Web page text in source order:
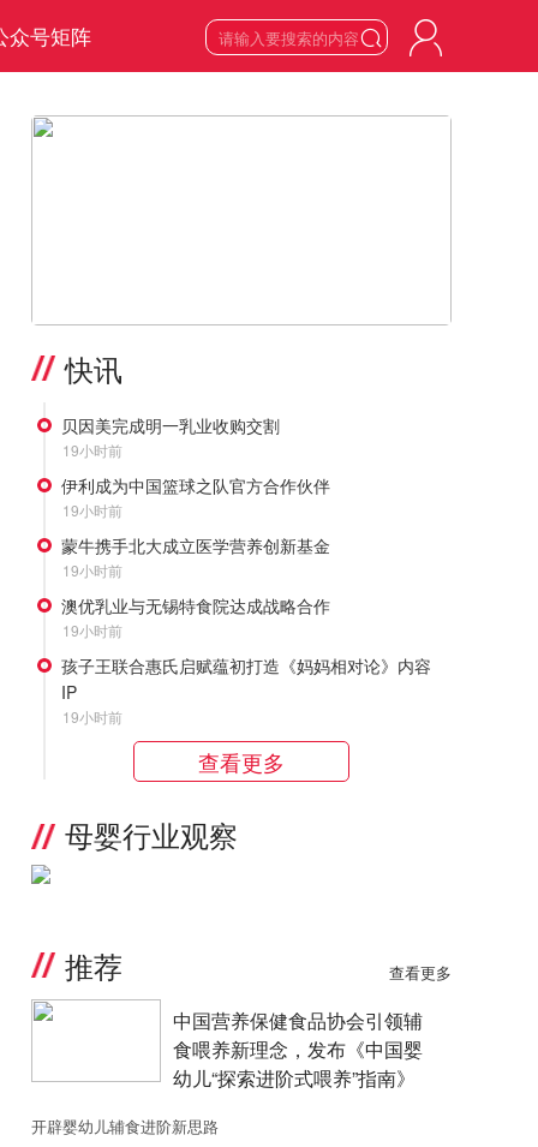
众号矩阵 
快讯
贝因美完成明一乳业收购交割
19小时前
伊利成为中国篮球之队官方合作伙伴
19小时前
蒙牛携手北大成立医学营养创新基金
19小时前
澳优乳业与无锡特食院达成战略合作
19小时前
孩子王联合惠氏启赋蕴初打造《妈妈相对论》内容
IP
19小时前
查看更多
母婴行业观察
推荐 查看更多
中国营养保健食品协会引领辅
食喂养新理念，发布《中国婴
幼儿“探索进阶式喂养”指南》
开辟婴幼儿辅食进阶新思路